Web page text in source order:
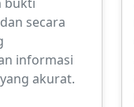
secara
informasi
akurat.